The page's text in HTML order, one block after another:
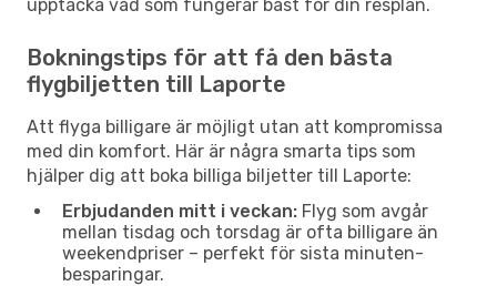
upptäcka vad som fungerar bäst för din resplan.
Bokningstips för att få den bästa
flygbiljetten till Laporte
Att flyga billigare är möjligt utan att kompromissa
med din komfort. Här är några smarta tips som
hjälper dig att boka billiga biljetter till Laporte:
Erbjudanden mitt i veckan: Flyg som avgår
mellan tisdag och torsdag är ofta billigare än
weekendpriser – perfekt för sista minuten-
besparingar.